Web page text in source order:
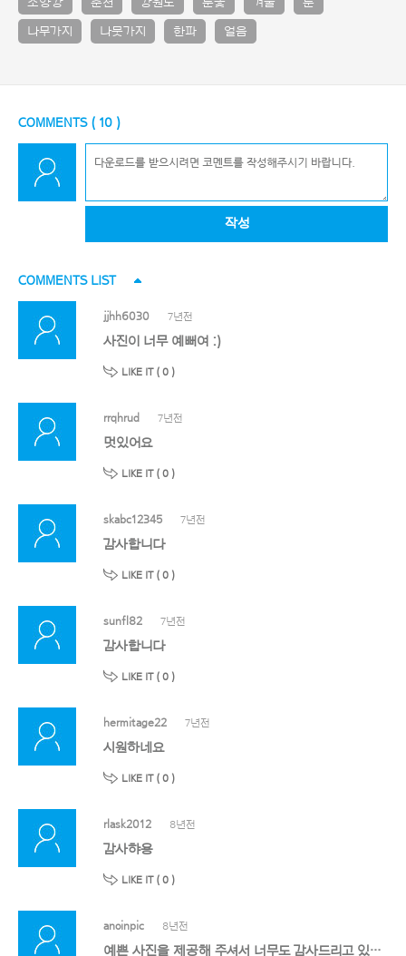
나무가지 나뭇가지 한파 얼음
COMMENTS ( 10 )
작성
COMMENTS LIST
jjhh6030 7년전
사진이 너무 예뻐여 :)
LIKE IT ( 0 )
rrqhrud 7년전
멋있어요
LIKE IT ( 0 )
skabc12345 7년전
감사합니다
LIKE IT ( 0 )
sunfl82 7년전
감사합니다
LIKE IT ( 0 )
hermitage22 7년전
시원하네요
LIKE IT ( 0 )
rlask2012 8년전
감사햐용
LIKE IT ( 0 )
anoinpic 8년전
예쁜 사진을 제공해 주셔서 너무도 감사드리고 있습니다. 올려주신 사진은 소중하게 중요한 곳에 사용하겠습니다. 항상 감사드립니다.^^